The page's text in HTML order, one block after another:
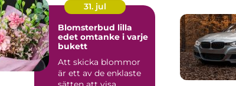
31. jul
Blomsterbud lilla
edet omtanke i varje
bukett
Att skicka blommor
är ett av de enklaste